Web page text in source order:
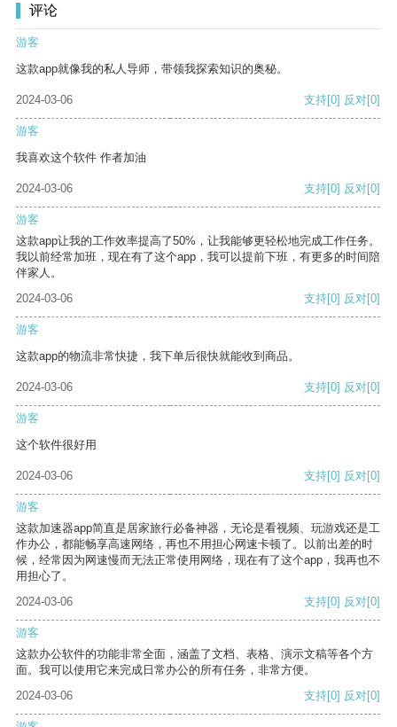
评论
游客
这款app就像我的私人导师，带领我探索知识的奥秘。
2024-03-06 支持[0] 反对[0]
游客
我喜欢这个软件 作者加油
2024-03-06 支持[0] 反对[0]
游客
这款app让我的工作效率提高了50%，让我能够更轻松地完成工作任务。
我以前经常加班，现在有了这个app，我可以提前下班，有更多的时间陪
伴家人。
2024-03-06
支持[0] 反对[0]
游客
这款app的物流非常快捷，我下单后很快就能收到商品。
2024-03-06 支持[0] 反对[0]
游客
这个软件很好用
2024-03-06 支持[0] 反对[0]
游客
这款加速器app简直是居家旅行必备神器，无论是看视频、玩游戏还是工
作办公，都能畅享高速网络，再也不用担心网速卡顿了。以前出差的时
候，经常因为网速慢而无法正常使用网络，现在有了这个app，我再也不
用担心了。
2024-03-06
支持[0] 反对[0]
游客
这款办公软件的功能非常全面，涵盖了文档、表格、演示文稿等各个方
面。我可以使用它来完成日常办公的所有任务，非常方便。
2024-03-06
支持[0] 反对[0]